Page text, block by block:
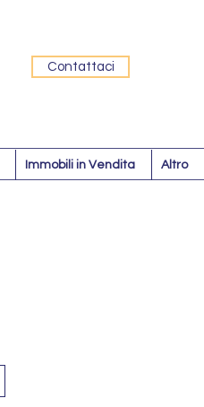
Contattaci
Immobili in Vendita Altro